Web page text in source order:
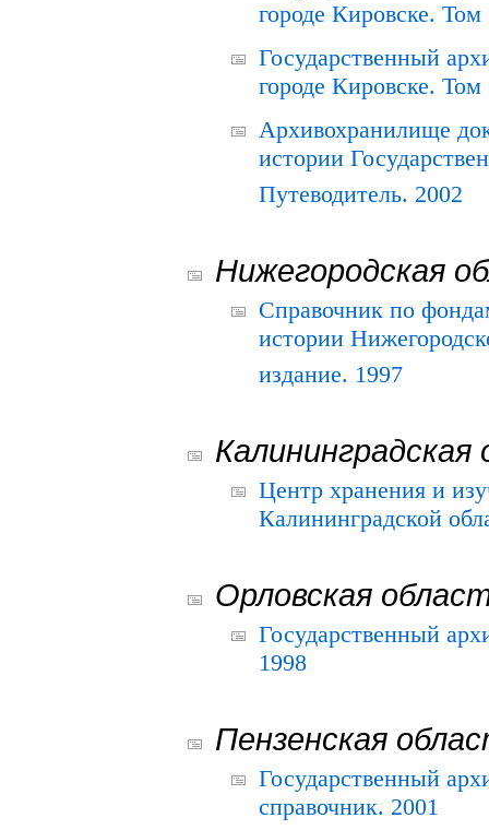
городе Кировске.
Государственный
городе Кировске.
Архивохранилище
истории
Путеводитель. 2002
Нижегородская
Справочник по
истории
издание. 1997
Калининградская
Центр хранения и
Калининградской
Орловская
Государственный
1998
Пензенская
Государственный
справочник. 2001